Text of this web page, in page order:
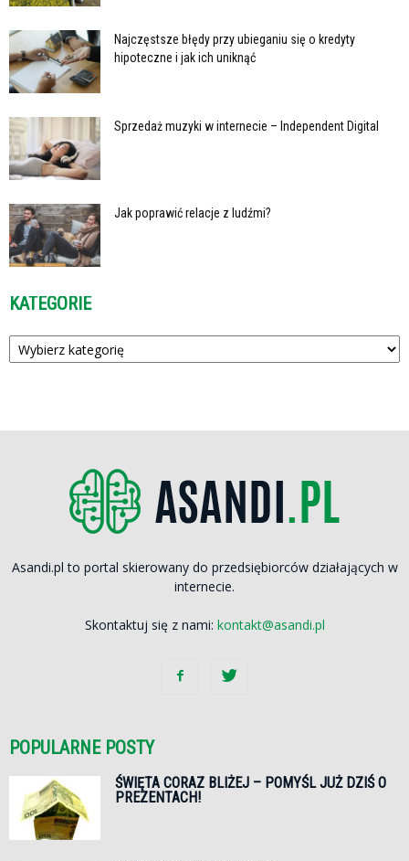
Najczęstsze błędy przy ubieganiu się o kredyty
hipoteczne i jak ich uniknąć
Sprzedaż muzyki w internecie – Independent Digital
Jak poprawić relacje z ludźmi?
KATEGORIE
Kategorie
Asandi.pl to portal skierowany do przedsiębiorców działających w
internecie.
Skontaktuj się z nami: kontakt@asandi.pl
POPULARNE POSTY
ŚWIĘTA CORAZ BLIŻEJ – POMYŚL JUŻ DZIŚ O
PREZENTACH!